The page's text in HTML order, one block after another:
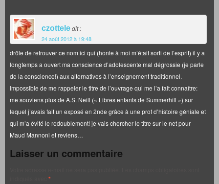
czotteledit :
24 août 2012 à 19:48
drôle de retrouver ce nom ici qui (honte à moi m’était sorti de l’esprit) il y a
longtemps a ouvert ma conscience d’adolescente mal dégrossie (je parle
de la conscience!) aux alternatives à l’enseignement traditionnel.
Impossible de me rappeler le titre de l’ouvrage qui me l’a fait connaître:
me souviens plus de A.S. Neill (« Libres enfants de Summerhill ») sur
lequel j’avais fait un exposé en 2nde grâce à une prof d’histoire géniale et
qui m’a évité le redoublement! je vais chercher le titre sur le net pour
Maud Mannoni et reviens…
Laisser un commentaire
*